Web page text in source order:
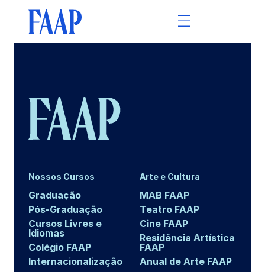
Nossos Cursos
Graduação
Pós-Graduação
Cursos Livres e
Idiomas
Colégio FAAP
Internacionalização
Arte e Cultura
MAB FAAP
Teatro FAAP
Cine FAAP
Residência Artística
FAAP
Anual de Arte FAAP